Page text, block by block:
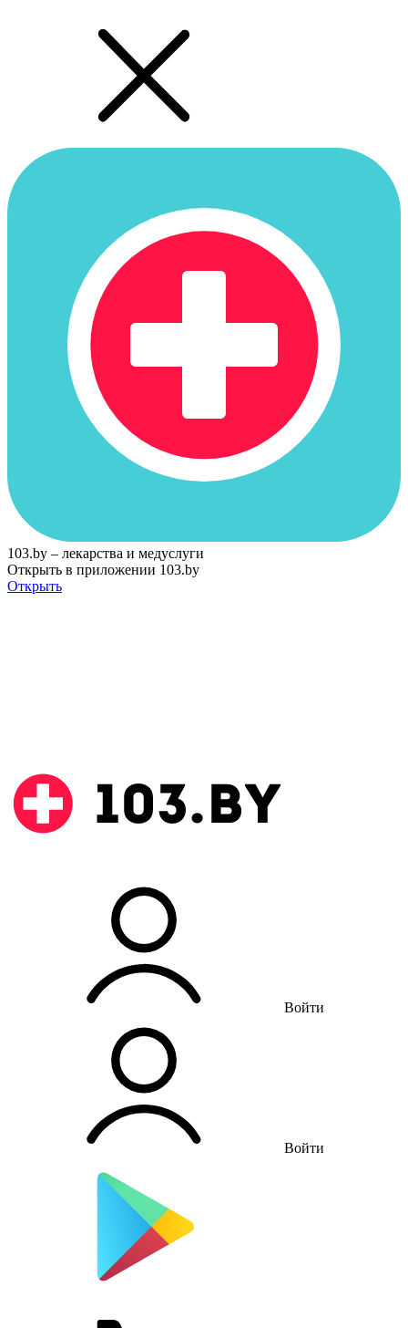
103.by – лекарства и медуслуги
Открыть в приложении 103.by
Открыть
Войти
Войти